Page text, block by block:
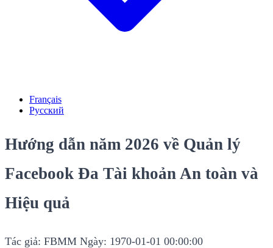
Français
Русский
Hướng dẫn năm 2026 về Quản lý
Facebook Đa Tài khoản An toàn và
Hiệu quả
Tác giả: FBMM Ngày: 1970-01-01 00:00:00